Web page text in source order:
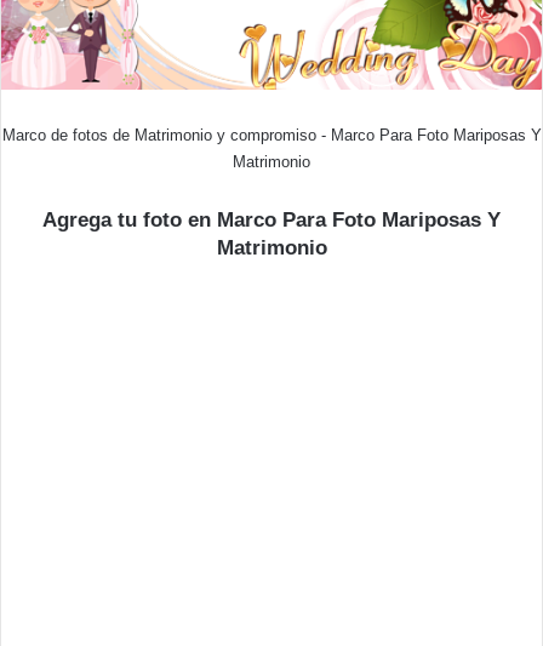
Marco de fotos de Matrimonio y compromiso - Marco Para Foto Mariposas Y
Matrimonio
Agrega tu foto en Marco Para Foto Mariposas Y
Matrimonio